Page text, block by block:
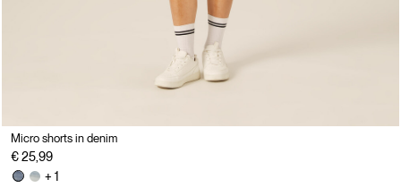
Micro shorts in denim
€ 25,99
+ 1